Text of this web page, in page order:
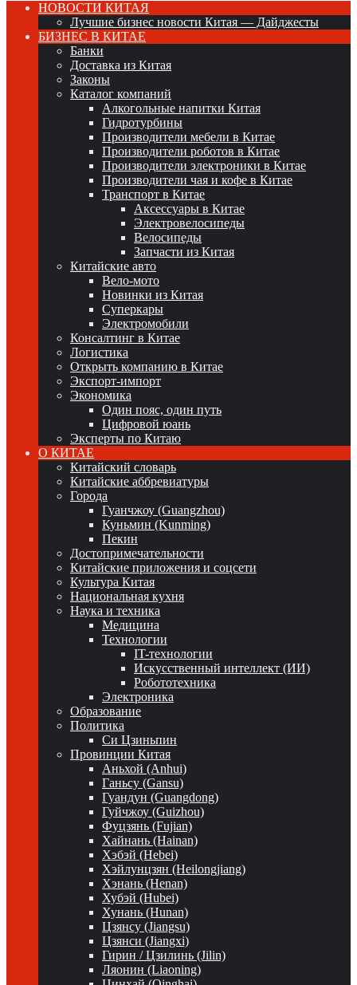
НОВОСТИ КИТАЯ
Лучшие бизнес новости Китая — Дайджесты
БИЗНЕС В КИТАЕ
Банки
Доставка из Китая
Законы
Каталог компаний
Алкогольные напитки Китая
Гидротурбины
Производители мебели в Китае
Производители роботов в Китае
Производители электроники в Китае
Производители чая и кофе в Китае
Транспорт в Китае
Аксессуары в Китае
Электровелосипеды
Велосипеды
Запчасти из Китая
Китайские авто
Вело-мото
Новинки из Китая
Суперкары
Электромобили
Консалтинг в Китае
Логистика
Открыть компанию в Китае
Экспорт-импорт
Экономика
Один пояс, один путь
Цифровой юань
Эксперты по Китаю
О КИТАЕ
Китайский словарь
Китайские аббревиатуры
Города
Гуанчжоу (Guangzhou)
Куньмин (Kunming)
Пекин
Достопримечательности
Китайские приложения и соцсети
Культура Китая
Национальная кухня
Наука и техника
Медицина
Технологии
IT-технологии
Искусственный интеллект (ИИ)
Робототехника
Электроника
Образование
Политика
Си Цзиньпин
Провинции Китая
Аньхой (Anhui)
Ганьсу (Gansu)
Гуандун (Guangdong)
Гуйчжоу (Guizhou)
Фуцзянь (Fujian)
Хайнань (Hainan)
Хэбэй (Hebei)
Хэйлунцзян (Heilongjiang)
Хэнань (Henan)
Хубэй (Hubei)
Хунань (Hunan)
Цзянсу (Jiangsu)
Цзянси (Jiangxi)
Гирин / Цзилинь (Jilin)
Ляонин (Liaoning)